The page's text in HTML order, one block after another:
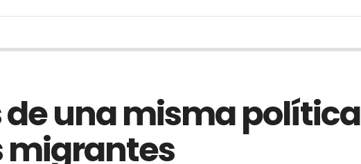
de una misma política
migrantes